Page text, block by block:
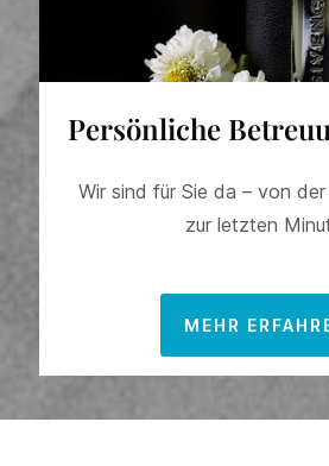
Persönliche
Wir sind für Sie da – von
zur letzten
MEHR